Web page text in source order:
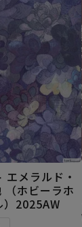
エメラルド・
ホビーラホ
）2025AW